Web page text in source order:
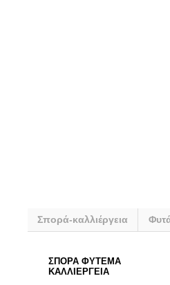
Σπορά-καλλιέργεια
ΣΠΟΡΑ ΦΥΤΕΜΑ
ΚΑΛΛΙΕΡΓΕΙΑ